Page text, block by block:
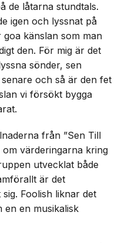
de låtarna stundtals.
igen och lyssnat på
känslan som man
den. För mig är det
sönder, sen
och så är den fet
vi försökt bygga
från ”Sen Till
om värderingarna kring
utvecklat både
är det
Foolish liknar det
en en musikalisk